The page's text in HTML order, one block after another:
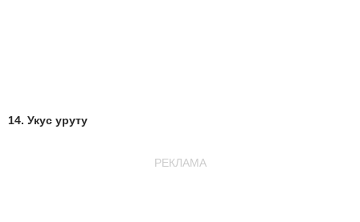
14. Укус уруту
РЕКЛАМА